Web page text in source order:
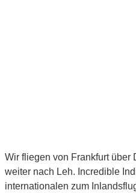
Wir fliegen von Frankfurt über
weiter nach Leh. Incredible
internationalen zum